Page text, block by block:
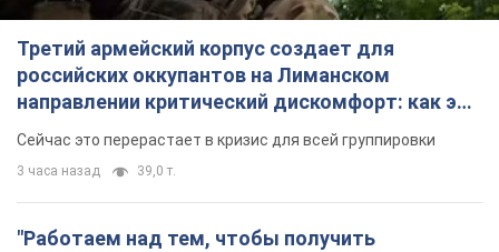
Третий армейский корпус создает для
российских оккупантов на Лиманском
направлении критический дискомфорт: как это
удалось
Сейчас это перерастает в кризис для всей группировки
3 часа назад 39,0 т.
"Работаем над тем, чтобы получить